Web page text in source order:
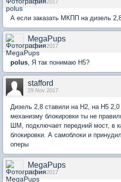
13 Nov 2017
А если заказать МКПП на дизель
MegaPups
13 Nov 2017
polus, Я так понимаю Н5?
stafford
29 Nov 2017
Дизель 2,8 ставили на Н2, на Н5
механизму блокировки ты не
ШМ, подключает передний мост, в
блокировки. А самоблоки и
оперы
MegaPups
29 Nov 2017